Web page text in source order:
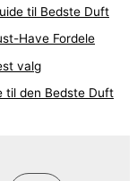
til Bedste Duft
Have Fordele
valg
til den Bedste Duft